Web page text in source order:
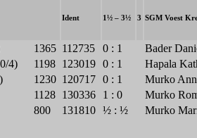
Ident 1½ – 3½ 3 SGM Voest
1365 112735 0 : 1
Bader
4) 1198 123019 0 : 1
Hapala
1230 120717 0 : 1
Murko
1128 130336 1 : 0
Murko
800 131810 ½ : ½ Murko